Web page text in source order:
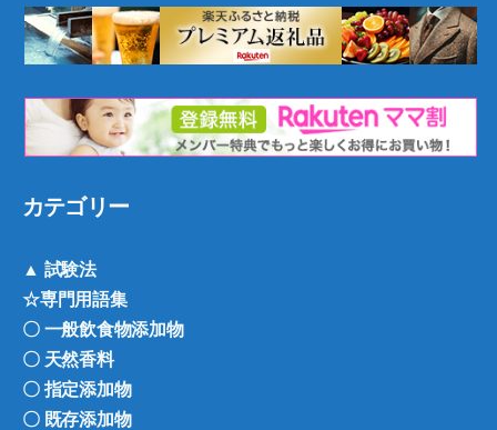
カテゴリー
▲ 試験法
☆専門用語集
〇 一般飲食物添加物
〇 天然香料
〇 指定添加物
〇 既存添加物